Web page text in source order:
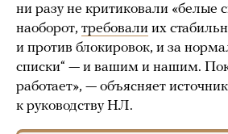
ни разу не критиковали «белые
наоборот, требовали их
и против блокировок, и за
списки“ — и вашим и нашим.
работает», — объясняет
к руководству НЛ.